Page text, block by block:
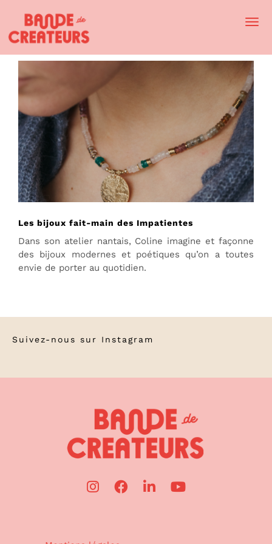
Les bijoux fait-main des Impatientes
Dans son atelier nantais, Coline imagine et façonne
des bijoux modernes et poétiques qu’on a toutes
envie de porter au quotidien.
Suivez-nous sur Instagram